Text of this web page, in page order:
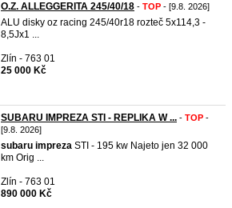
O.Z. ALLEGGERITA 245/40/18 - TOP - [9.8. 2026]
ALU disky oz racing 245/40r18 rozteč 5x114,3 -
8,5Jx1 ...
Zlín - 763 01
25 000 Kč
SUBARU IMPREZA STI - REPLIKA W ... - TOP -
[9.8. 2026]
subaru impreza STI - 195 kw Najeto jen 32 000
km Orig ...
Zlín - 763 01
890 000 Kč